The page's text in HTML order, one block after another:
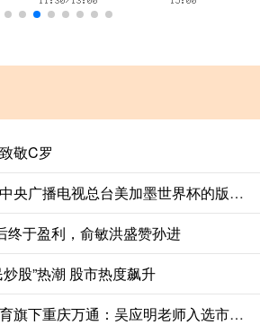
敬C罗
融丰配资 知情人士：中央广播电视总台美加墨世界杯的版权费为6000万美元
终于盈利，俞敏洪盛赞孙进
股”热潮 股市热度飙升
安全配资 中国东方教育旗下重庆万通：吴应明老师入选市级专家库，焊接师资再获官方背书